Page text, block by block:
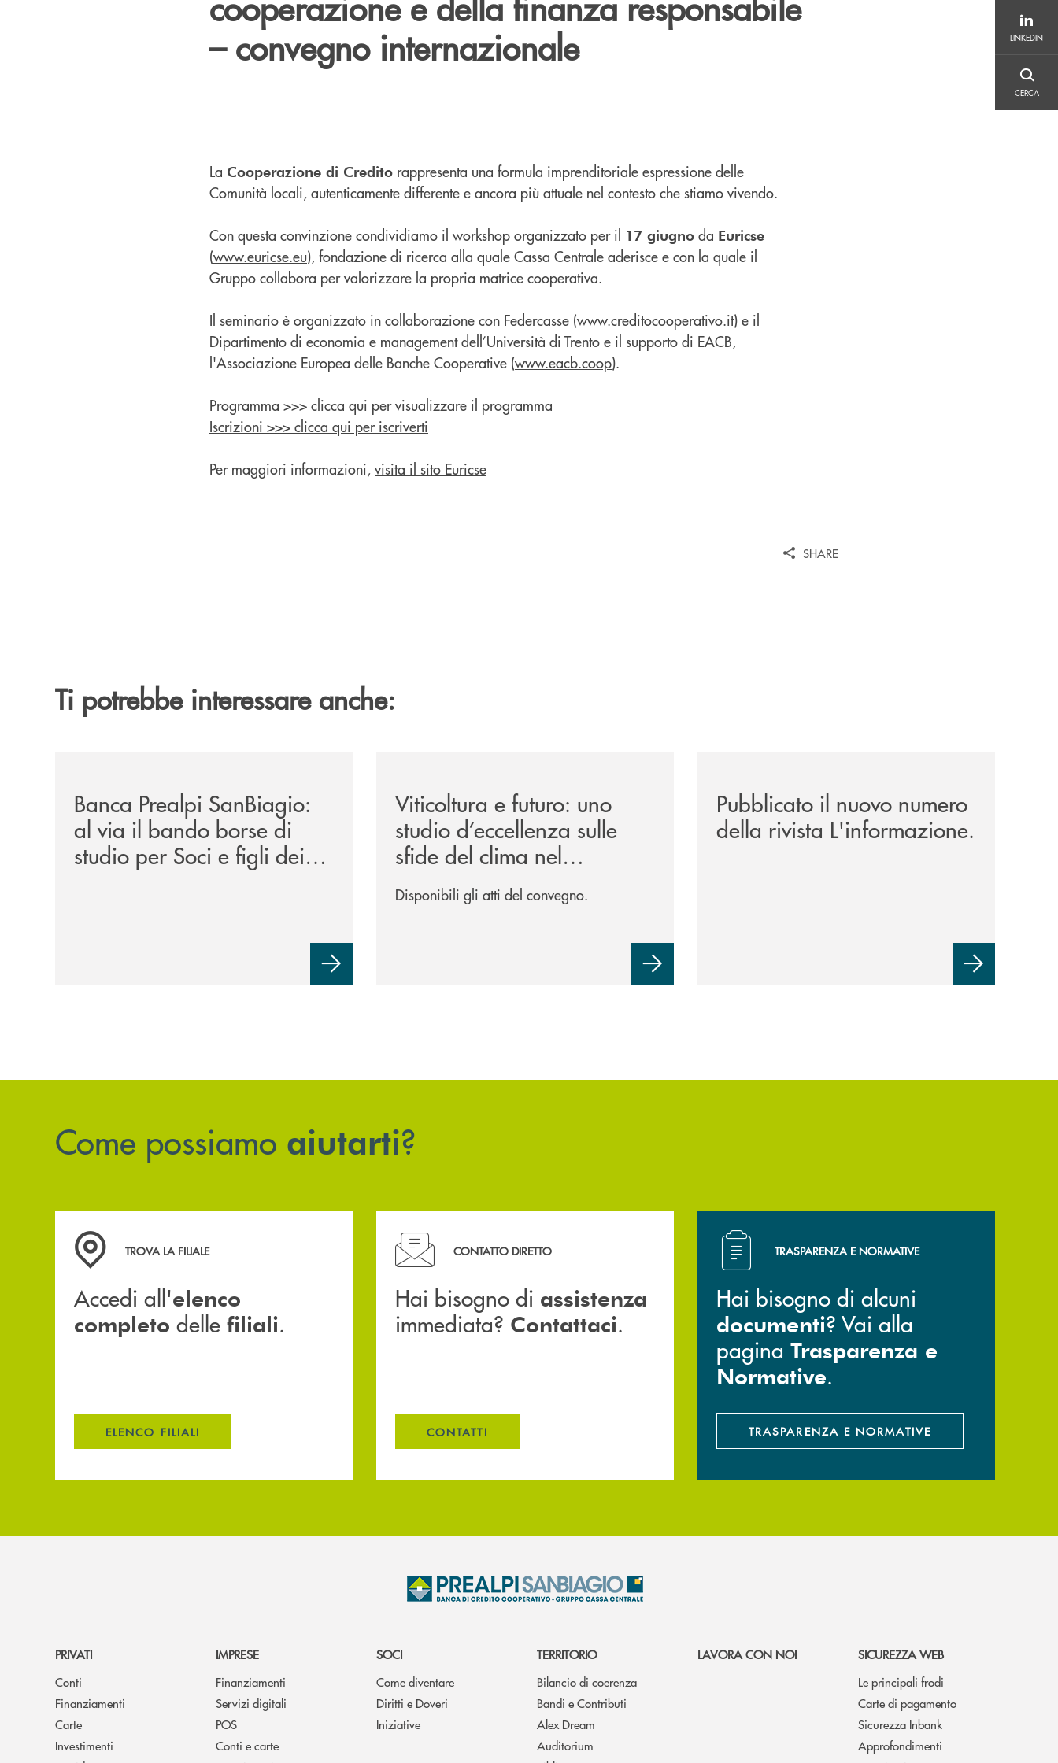
LINKEDIN
CERCA
– convegno internazionale
La Cooperazione di Credito rappresenta una formula imprenditoriale espressione delle
Comunità locali, autenticamente differente e ancora più attuale nel contesto che stiamo vivendo.
Con questa convinzione condividiamo il workshop organizzato per il 17 giugno da Euricse
(www.euricse.eu), fondazione di ricerca alla quale Cassa Centrale aderisce e con la quale il
Gruppo collabora per valorizzare la propria matrice cooperativa.
Il seminario è organizzato in collaborazione con Federcasse (www.creditocooperativo.it) e il
Dipartimento di economia e management dell’Università di Trento e il supporto di EACB,
l'Associazione Europea delle Banche Cooperative (www.eacb.coop).
Programma >>> clicca qui per visualizzare il programma
Iscrizioni >>> clicca qui per iscriverti
Per maggiori informazioni, visita il sito Euricse
SHARE
Ti potrebbe interessare anche:
Banca Prealpi SanBiagio:
al via il bando borse di
studio per Soci e figli dei
Soci. Un impegno che
Viticoltura e futuro: uno
studio d’eccellenza sulle
sfide del clima nel
Trevigiano.
Disponibili gli atti del convegno.
Pubblicato il nuovo numero
della rivista L'informazione.
Come possiamo aiutarti?
Accedi all' elenco completo delle filiali .
TROVA LA FILIALE
Accedi all'elenco
completo delle filiali.
ELENCO FILIALI
Hai bisogno di assistenza immediata? Contattaci .
CONTATTO DIRETTO
Hai bisogno di assistenza
immediata? Contattaci.
CONTATTI
Hai bisogno di alcuni documenti ? Vai alla pagina
TRASPARENZA E NORMATIVE
Hai bisogno di alcuni
documenti? Vai alla
pagina Trasparenza e
Normative.
TRASPARENZA E NORMATIVE
PRIVATI
Conti
Finanziamenti
Carte
Investimenti
IMPRESE
Finanziamenti
Servizi digitali
POS
Conti e carte
SOCI
Come diventare
Diritti e Doveri
Iniziative
TERRITORIO
Bilancio di coerenza
Bandi e Contributi
Alex Dream
Auditorium
LAVORA CON NOI
SICUREZZA WEB
Le principali frodi
Carte di pagamento
Sicurezza Inbank
Approfondimenti